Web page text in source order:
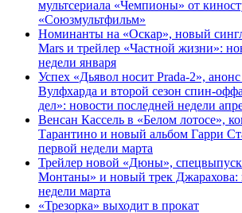
мультсериала «Чемпионы» от
«Союзмультфильм»
Номинанты на «Оскар», новый
Mars и трейлер «Частной жизни»:
недели января
Успех «Дьявол носит Prada-2»,
Вулфхарда и второй сезон спин-
дел»: новости последней недели
Венсан Кассель в «Белом лотосе»,
Тарантино и новый альбом Гарри
первой недели марта
Трейлер новой «Дюны»,
Монтаны» и новый трек Джарахова:
недели марта
«Трезорка» выходит в прокат